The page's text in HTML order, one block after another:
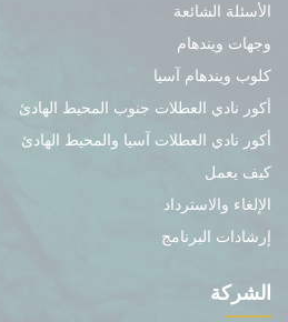
الأسئلة الشائعة
وجهات ويندهام
كلوب ويندهام آسيا
أكور نادي العطلات جنوب المحيط الهادئ
أكور نادي العطلات آسيا والمحيط الهادئ
كيف يعمل
الإلغاء والاسترداد
إرشادات البرنامج
الشركة